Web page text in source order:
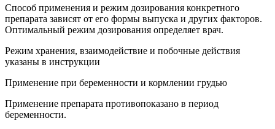
Способ применения и режим дозирования конкретного
препарата зависят от его формы выпуска и других факторов.
Оптимальный режим дозирования определяет врач.
Режим хранения, взаимодействие и побочные действия
указаны в инструкции
Применение при беременности и кормлении грудью
Применение препарата противопоказано в период
беременности.